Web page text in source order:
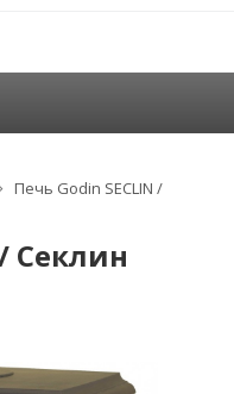
Печь Godin SECLIN /
Секлин